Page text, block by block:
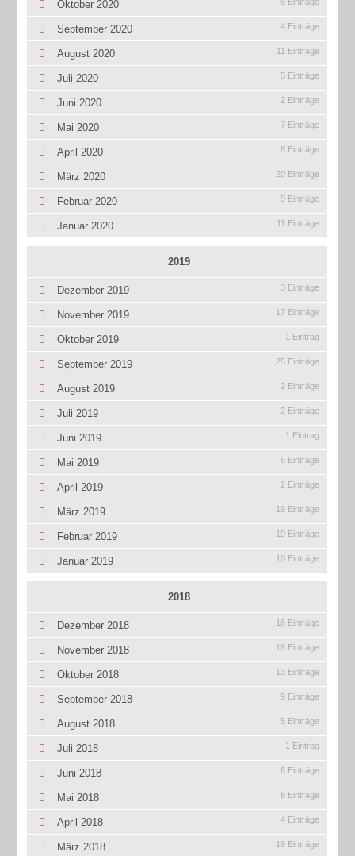
Oktober 2020
September 2020 4 Einträge
August 2020 11 Einträge
Juli 2020 5 Einträge
Juni 2020 2 Einträge
Mai 2020 7 Einträge
April 2020 8 Einträge
März 2020 20 Einträge
Februar 2020 9 Einträge
Januar 2020 11 Einträge
2019
Dezember 2019 3 Einträge
November 2019 17 Einträge
Oktober 2019 1 Eintrag
September 2019 25 Einträge
August 2019 2 Einträge
Juli 2019 2 Einträge
Juni 2019 1 Eintrag
Mai 2019 5 Einträge
April 2019 2 Einträge
März 2019 19 Einträge
Februar 2019 19 Einträge
Januar 2019 10 Einträge
2018
Dezember 2018 16 Einträge
November 2018 18 Einträge
Oktober 2018 13 Einträge
September 2018 9 Einträge
August 2018 5 Einträge
Juli 2018 1 Eintrag
Juni 2018 6 Einträge
Mai 2018 8 Einträge
April 2018 4 Einträge
März 2018 19 Einträge